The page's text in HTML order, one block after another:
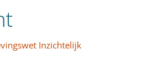
Inzichtelijk